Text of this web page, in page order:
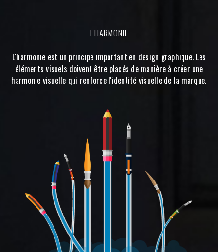
L'HARMONIE
L'harmonie est un principe important en design graphique. Les
éléments visuels doivent être placés de manière à créer une
harmonie visuelle qui renforce l'identité visuelle de la marque.